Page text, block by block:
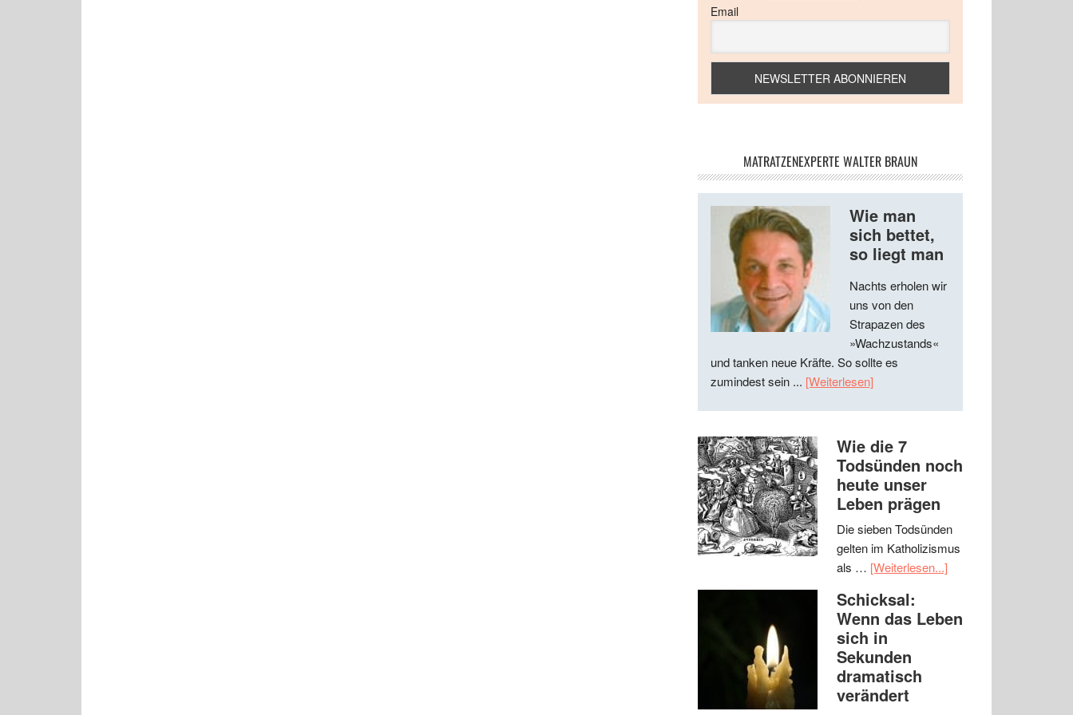
Email
MATRATZENEXPERTE WALTER BRAUN
Wie man
sich bettet,
so liegt man
Nachts erholen wir
uns von den
Strapazen des
»Wachzustands«
und tanken neue Kräfte. So sollte es
zumindest sein ... [Weiterlesen]
Wie die 7
Todsünden noch
heute unser
Leben prägen
Die sieben Todsünden
gelten im Katholizismus
als … [Weiterlesen...]
Schicksal:
Wenn das Leben
sich in
Sekunden
dramatisch
verändert